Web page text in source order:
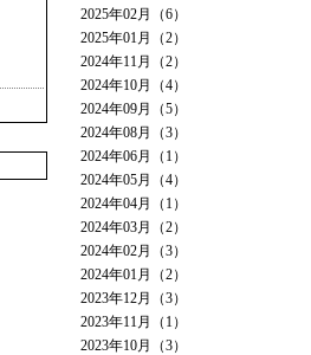
2025年02月（6）
2025年01月（2）
2024年11月（2）
2024年10月（4）
2024年09月（5）
2024年08月（3）
2024年06月（1）
2024年05月（4）
2024年04月（1）
2024年03月（2）
2024年02月（3）
2024年01月（2）
2023年12月（3）
2023年11月（1）
2023年10月（3）